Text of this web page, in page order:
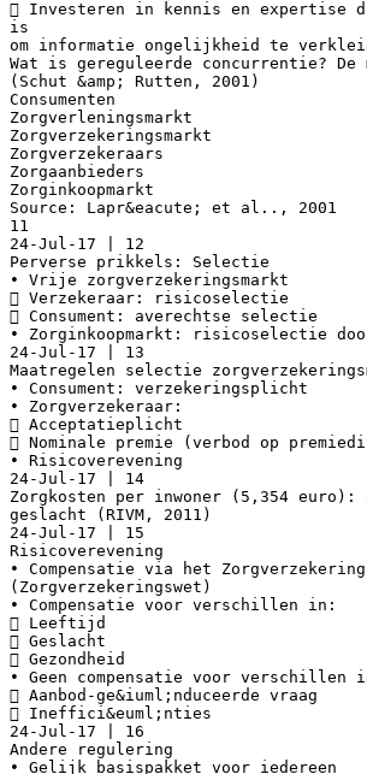
 Investeren in kennis en expertise
is
om informatie ongelijkheid te
Wat is gereguleerde concurrentie? De
(Schut &amp; Rutten, 2001)
Consumenten
Zorgverleningsmarkt
Zorgverzekeringsmarkt
Zorgverzekeraars
Zorgaanbieders
Zorginkoopmarkt
Source: Lapr&eacute; et al.., 2001
11
24-Jul-17 | 12
Perverse prikkels: Selectie
• Vrije zorgverzekeringsmarkt
 Verzekeraar: risicoselectie
 Consument: averechtse selectie
• Zorginkoopmarkt: risicoselectie
24-Jul-17 | 13
Maatregelen selectie
• Consument: verzekeringsplicht
• Zorgverzekeraar:
 Acceptatieplicht
 Nominale premie (verbod op
• Risicoverevening
24-Jul-17 | 14
Zorgkosten per inwoner (5,354
geslacht (RIVM, 2011)
24-Jul-17 | 15
Risicoverevening
• Compensatie via het
(Zorgverzekeringswet)
• Compensatie voor verschillen in:
 Leeftijd
 Geslacht
 Gezondheid
• Geen compensatie voor verschillen
 Aanbod-ge&iuml;nduceerde vraag
 Ineffici&euml;nties
24-Jul-17 | 16
Andere regulering
• Gelijk basispakket voor iedereen